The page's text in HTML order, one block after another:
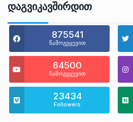
Დაგვიკავშირდით
875541
წამოგვყევით
64500
წამოგვყევით
23434
Followers